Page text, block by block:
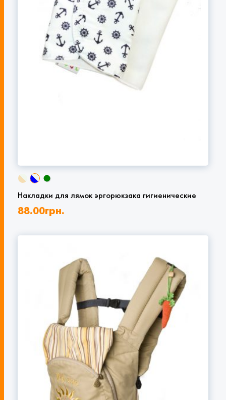
Накладки для лямок эргорюкзака гигиенические
88.00грн.